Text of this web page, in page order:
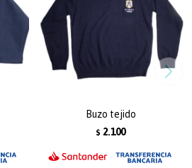
Buzo tejido
$ 2.100